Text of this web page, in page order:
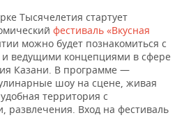
Тысячелетия стартует
фестиваль «Вкусная
можно будет познакомиться с
и ведущими концепциями в сфере
Казани. В программе —
шоу на сцене, живая
территория с
развлечения. Вход на фестиваль